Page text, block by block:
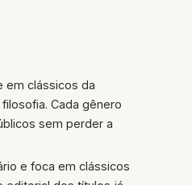
em clássicos da
Cada gênero
sem perder a
e foca em clássicos